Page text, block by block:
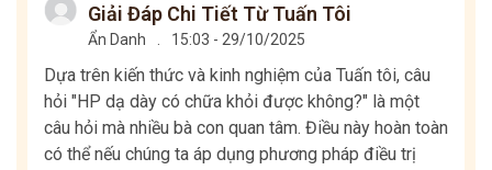
Giải Đáp Chi Tiết Từ Tuấn Tôi
Ẩn Danh 15:03 - 29/10/2025
Dựa trên kiến thức và kinh nghiệm của Tuấn tôi, câu
hỏi "HP dạ dày có chữa khỏi được không?" là một
câu hỏi mà nhiều bà con quan tâm. Điều này hoàn toàn
có thể nếu chúng ta áp dụng phương pháp điều trị